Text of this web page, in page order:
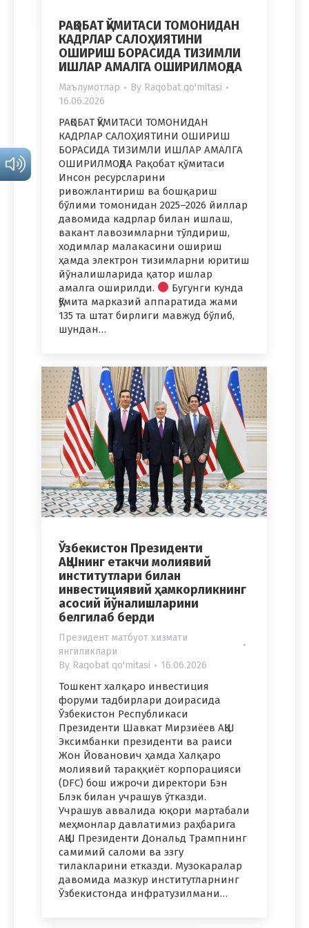
РАҚОБАТ ҚЎМИТАСИ ТОМОНИДАН
КАДРЛАР САЛОҲИЯТИНИ
ОШИРИШ БОРАСИДА ТИЗИМЛИ
ИШЛАР АМАЛГА ОШИРИЛМОҚДА
Маълумотлар By Raqobat qo'mitasi
16.06.2026
РАҚОБАТ ҚЎМИТАСИ ТОМОНИДАН
КАДРЛАР САЛОҲИЯТИНИ ОШИРИШ
БОРАСИДА ТИЗИМЛИ ИШЛАР АМАЛГА
ОШИРИЛМОҚДА Рақобат қўмитаси
Инсон ресурсларини
ривожлантириш ва бошқариш
бўлими томонидан 2025–2026 йиллар
давомида кадрлар билан ишлаш,
вакант лавозимларни тўлдириш,
ходимлар малакасини ошириш
ҳамда электрон тизимларни юритиш
йўналишларида қатор ишлар
амалга оширилди.
Бугунги кунда
Қўмита марказий аппаратида жами
135 та штат бирлиги мавжуд бўлиб,
шундан…
Ўзбекистон Президенти
АҚШнинг етакчи молиявий
институтлари билан
инвестициявий ҳамкорликнинг
асосий йўналишларини
белгилаб берди
Президент матбуот хизмати
янгиликлари
By Raqobat qo'mitasi 16.06.2026
Тошкент халқаро инвестиция
форуми тадбирлари доирасида
Ўзбекистон Республикаси
Президенти Шавкат Мирзиёев АҚШ
Эксимбанки президенти ва раиси
Жон Йованович ҳамда Халқаро
молиявий тараққиёт корпорацияси
(DFC) бош ижрочи директори Бэн
Блэк билан учрашув ўтказди.
Учрашув аввалида юқори мартабали
меҳмонлар давлатимиз раҳбарига
АҚШ Президенти Дональд Трампнинг
самимий саломи ва эзгу
тилакларини етказди. Музокаралар
давомида мазкур институтларнинг
Ўзбекистонда инфратузилмани…